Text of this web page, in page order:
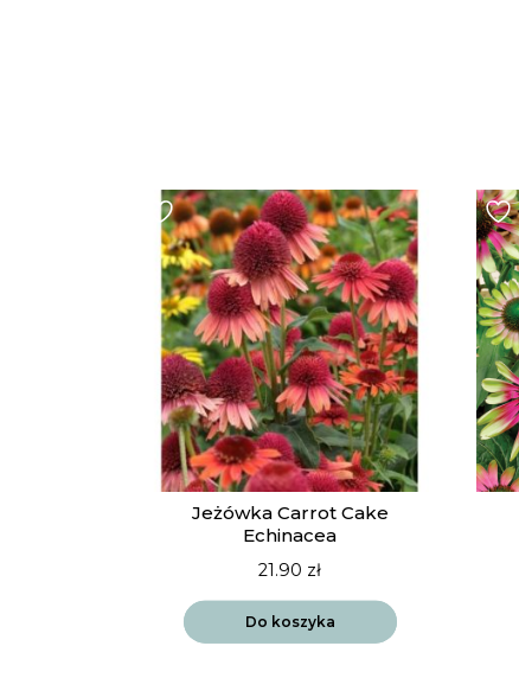
Jeżówka Carrot Cake
Echinacea
21.90 zł
Do koszyka